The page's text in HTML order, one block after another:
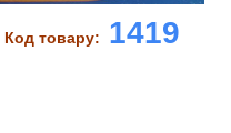
Код товару: 1419